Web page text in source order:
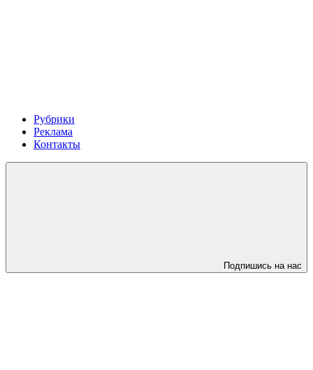
Рубрики
Реклама
Контакты
Подпишись на нас